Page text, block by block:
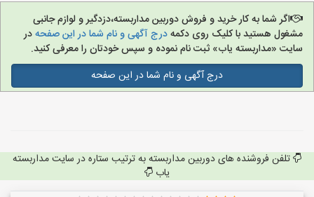
اگر شما به کار خرید و فروش دوربین مداربسته،دزدگیر و لوازم جانبی
مشغول هستید با کلیک روی دکمهدرج آگهی و نام شما در این صفحهدر
سایت «مداربسته یاب» ثبت نام نموده و سپس خودتان را معرفی کنید.
درج آگهی و نام شما در این صفحه
تلفن فروشنده های دوربین مداربسته به ترتیب ستاره در سایت مداربسته
یاب